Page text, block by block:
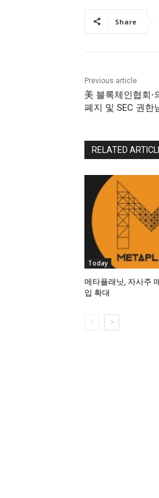
Share
Previous article
美 블록체인협회⋅
폐지 및 SEC 권한
RELATED
Today
메타플래닛, 자사주
입 확대